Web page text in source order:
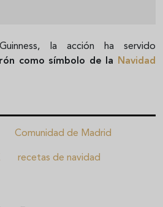
la acción ha servido
como símbolo de la Navidad
Comunidad de Madrid
recetas de navidad